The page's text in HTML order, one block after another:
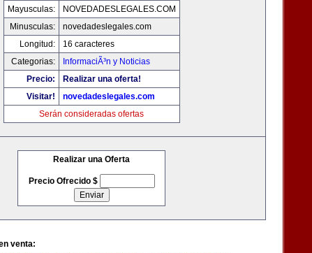
Mayusculas:
NOVEDADESLEGALES.COM
Minusculas:
novedadeslegales.com
Longitud:
16 caracteres
Categorias:
InformaciÃ³n y Noticias
Precio:
Realizar una oferta!
Visitar!
novedadeslegales.com
Serán consideradas ofertas
Realizar una Oferta
Precio Ofrecido $
venta: